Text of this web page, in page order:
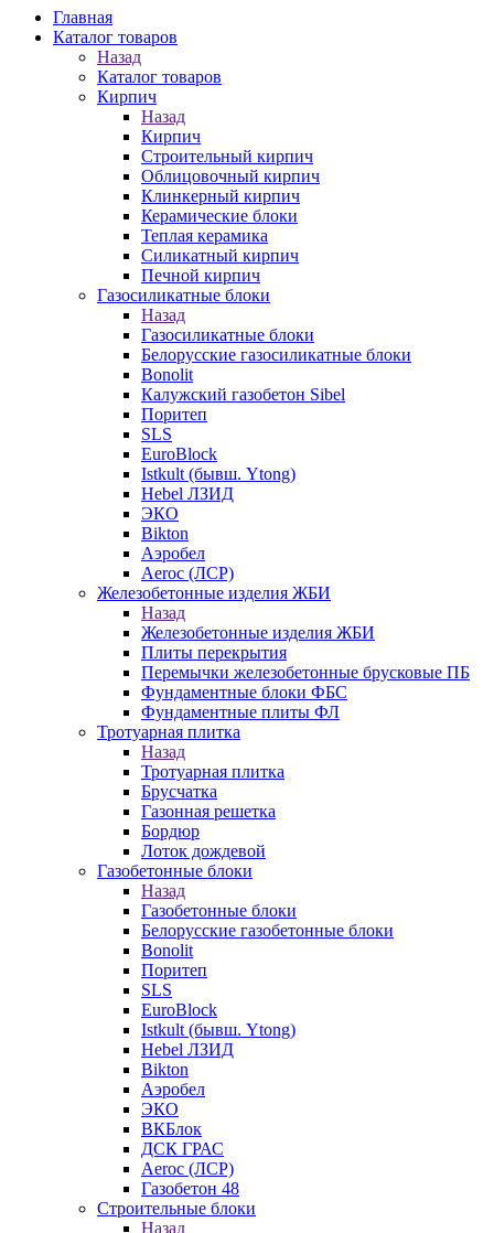
Главная
Каталог товаров
Назад
Каталог товаров
Кирпич
Назад
Кирпич
Строительный кирпич
Облицовочный кирпич
Клинкерный кирпич
Керамические блоки
Теплая керамика
Силикатный кирпич
Печной кирпич
Газосиликатные блоки
Назад
Газосиликатные блоки
Белорусские газосиликатные блоки
Bonolit
Калужский газобетон Sibel
Поритеп
SLS
EuroBlock
Istkult (бывш. Ytong)
Hebel ЛЗИД
ЭКО
Bikton
Аэробел
Aeroc (ЛСР)
Железобетонные изделия ЖБИ
Назад
Железобетонные изделия ЖБИ
Плиты перекрытия
Перемычки железобетонные брусковые ПБ
Фундаментные блоки ФБС
Фундаментные плиты ФЛ
Тротуарная плитка
Назад
Тротуарная плитка
Брусчатка
Газонная решетка
Бордюр
Лоток дождевой
Газобетонные блоки
Назад
Газобетонные блоки
Белорусские газобетонные блоки
Bonolit
Поритеп
SLS
EuroBlock
Istkult (бывш. Ytong)
Hebel ЛЗИД
Bikton
Аэробел
ЭКО
ВКБлок
ДСК ГРАС
Aeroc (ЛСР)
Газобетон 48
Строительные блоки
Назад